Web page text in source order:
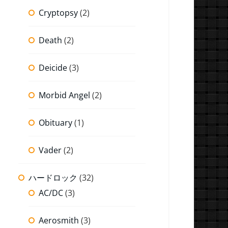
Cryptopsy(2)
Death (2)
Deicide(3)
Morbid Angel (2)
Obituary(1)
Vader(2)
ハードロック (32)
AC/DC(3)
Aerosmith (3)